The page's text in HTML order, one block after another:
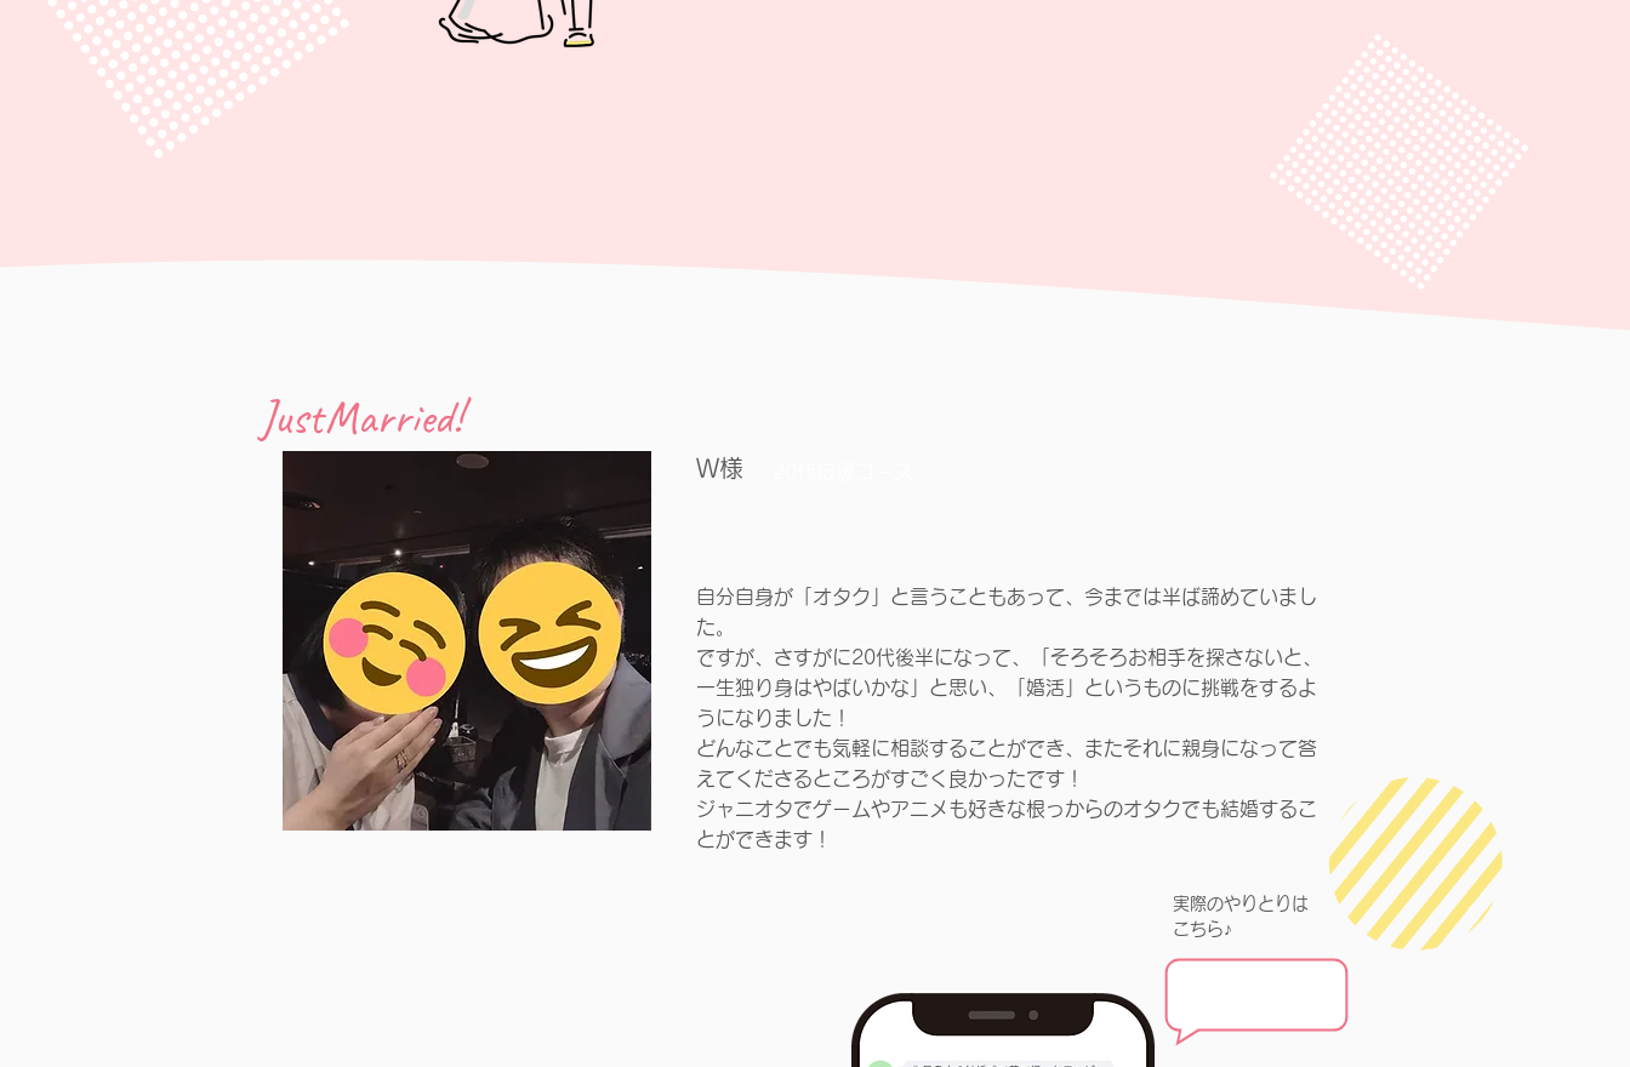
​JustMarried!
W様
自分自身が「オタク」と言うこともあって、今までは半ば諦めていまし
た。
ですが、さすがに20代後半になって、「そろそろお相手を探さないと、
一生独り身はやばいかな」と思い、「婚活」というものに挑戦をするよ
うになりました！
どんなことでも気軽に相談することができ、またそれに親身になって答
えてくださるところがすごく良かったです！
ジャニオタでゲームやアニメも好きな根っからのオタクでも結婚するこ
とができます！
実際のやりとりは​
こちら♪